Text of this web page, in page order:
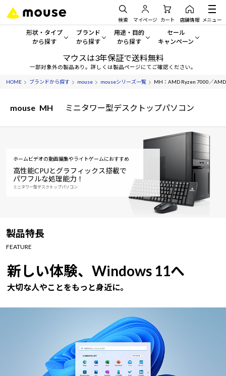
検索 マイページ カート 店舗情報 メニュー
形状・タイプ
から探す
形状・タイプから探す をすべてみる
デスクトップPC
ノートPC
サーバー
ワークステーション
Windows 11
ブランド
から探す
mouse
G TUNE
NEXTGEAR
MousePro
iiyama
用途・目的
から探す
一般向けパソコン
ゲーミングPC・ゲーム向けパソコン
クリエイティブ向け
ビジネス向けパソコン
学習向けパソコン
スペック/パーツ別
AIおすすめパソコン
セール
キャンペーン
セール・キャンペー
期間限定セール
すべて新品の旧モデル製品
おすすめ目玉パソコン
今イチオシのパソコンをピ
Windows 11 |Copilot+ PC
マウスは3年保証で送料無料
一部対象外の製品あり。詳しくは製品ページにてご確認ください。
HOME ブランドから探す mouse mouseシリーズ一覧 MH：AMD Ryzen 7000／
mouse MH ミニタワー型デスクトップパソコン
ホームビデオの動画編集やライトゲームにおすすめ
高性能CPUとグラフィックス搭載で
パワフルな処理能力！
ミニタワー型デスクトップパソコン
製品特長
FEATURE
新しい体験、Windows 11へ
大切な人やことをもっと身近に。